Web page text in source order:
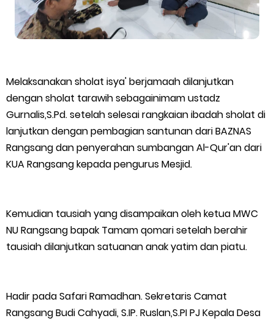
Dorong Lahirnya Atlet Berprestasi
Generasi Emas Indonesia 2045
Kepulauan Meranti Borong Tiga Prestasi di ADUJAK GenRe Riau
2026, Duta Putra Raih Juara Pertama
Bupati Asmar Buka Peluang Kolaborasi Meranti–Melaka di
Bencana Terus Mengancam, Pembangunan Jalan Tol
Bukittinggi–Padang Panjang–Sicincin Sangat Mendesak
Kepulauan Meranti, Edukasi Anak TK Selamatkan Mangrove
Melaksanakan sholat isya' berjamaah dilanjutkan
dengan sholat tarawih sebagainimam ustadz
Gurnalis,S.Pd. setelah selesai rangkaian ibadah sholat di
lanjutkan dengan pembagian santunan dari BAZNAS
Rangsang dan penyerahan sumbangan Al-Qur'an dari
KUA Rangsang kepada pengurus Mesjid.
Kemudian tausiah yang disampaikan oleh ketua MWC
NU Rangsang bapak Tamam qomari setelah berahir
tausiah dilanjutkan satuanan anak yatim dan piatu.
Hadir pada Safari Ramadhan. Sekretaris Camat
Rangsang Budi Cahyadi, S.IP. Ruslan,S.PI PJ Kepala Desa